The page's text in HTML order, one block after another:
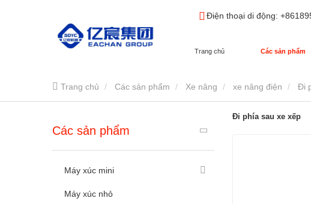
Trang chủ Các sản phẩm
Điện thoại di động:
Trang chủ Các sản phẩm Xe nâng xe nâng điện Đi
Các sản phẩm
Máy xúc mini
Máy xúc nhỏ
Đi phía sau xe xếp